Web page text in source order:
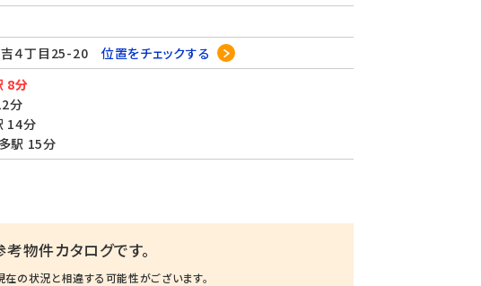
４丁目25-20 位置をチェックする
8分
分
14分
駅 15分
物件カタログです。
在の状況と相違する可能性がございます。